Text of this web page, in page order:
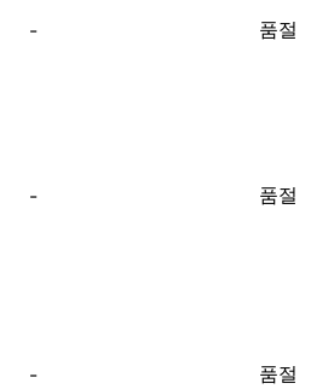
- 품절
- 품절
- 품절